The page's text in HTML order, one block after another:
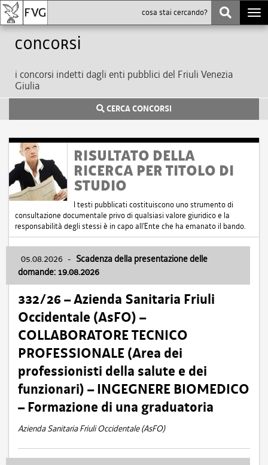
Concorsi
i concorsi indetti dagli enti pubblici del Friuli Venezia
Giulia
CERCA CONCORSI
RISULTATO DELLA
RICERCA PER TITOLO DI
STUDIO
I testi pubblicati costituiscono uno strumento di
consultazione documentale privo di qualsiasi valore giuridico e la
responsabilità degli stessi è in capo all'Ente che ha emanato il bando.
05.08.2026 - Scadenza della presentazione delle
domande: 19.08.2026
332/26 – Azienda Sanitaria Friuli
Occidentale (AsFO) –
COLLABORATORE TECNICO
PROFESSIONALE (Area dei
professionisti della salute e dei
funzionari) – INGEGNERE BIOMEDICO
– Formazione di una graduatoria
Azienda Sanitaria Friuli Occidentale (AsFO)